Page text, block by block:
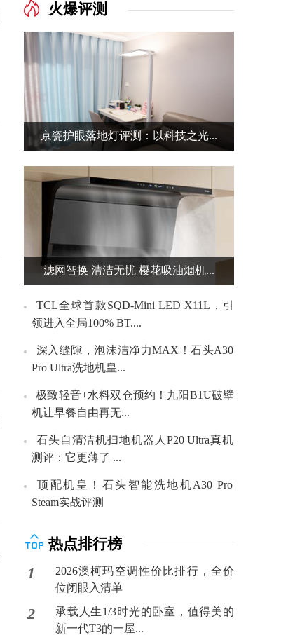
火爆评测
京瓷护眼落地灯评测：以科技之光...
滤网智换 清洁无忧 樱花吸油烟机...
TCL全球首款SQD-Mini LED X11L，引
领进入全局100% BT....
深入缝隙，泡沫洁净力MAX！石头A30
Pro Ultra洗地机皇...
极致轻音+水料双仓预约！九阳B1U破壁
机让早餐自由再无...
石头自清洁机扫地机器人P20 Ultra真机
测评：它更薄了 ...
顶配机皇！石头智能洗地机A30 Pro
Steam实战评测
热点排行榜
1
2026澳柯玛空调性价比排行，全价
位闭眼入清单
2
承载人生1/3时光的卧室，值得美的
新一代T3的一屋...